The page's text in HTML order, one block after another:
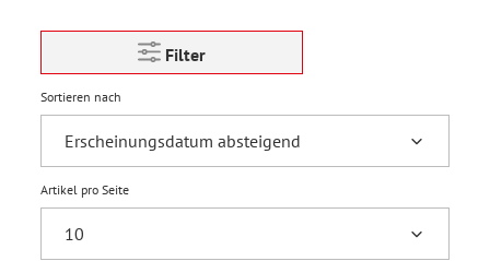
Filter
Sortieren nach
Artikel pro Seite